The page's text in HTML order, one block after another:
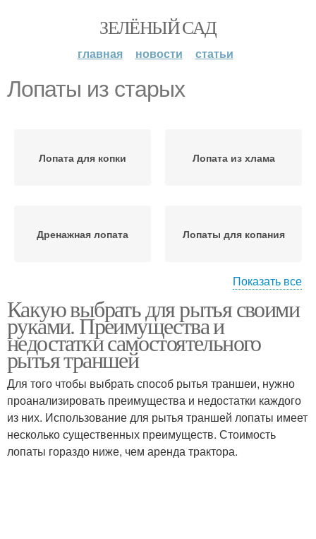
ЗЕЛЁНЫЙ САД
главная новости статьи
Лопаты из старых
Лопата для копки Лопата из хлама
Дренажная лопата Лопаты для копания
Лопаты по верси
Показать все
Какую выбрать для рытья своими
руками. Преимущества и
недостатки самостоятельного
рытья траншей
Для того чтобы выбрать способ рытья траншеи, нужно
проанализировать преимущества и недостатки каждого
из них. Использование для рытья траншей лопаты имеет
несколько существенных преимуществ. Стоимость
лопаты гораздо ниже, чем аренда трактора.